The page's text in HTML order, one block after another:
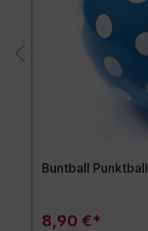
Buntball Punktball
8,90 €*